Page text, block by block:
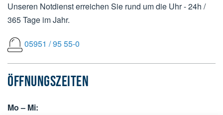
Unseren Notdienst erreichen Sie rund um die Uhr - 24h /
365 Tage im Jahr.
05951 / 95 55-0
ÖFFNUNGSZEITEN
Mo – Mi: